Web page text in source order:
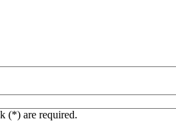
(*) are required.